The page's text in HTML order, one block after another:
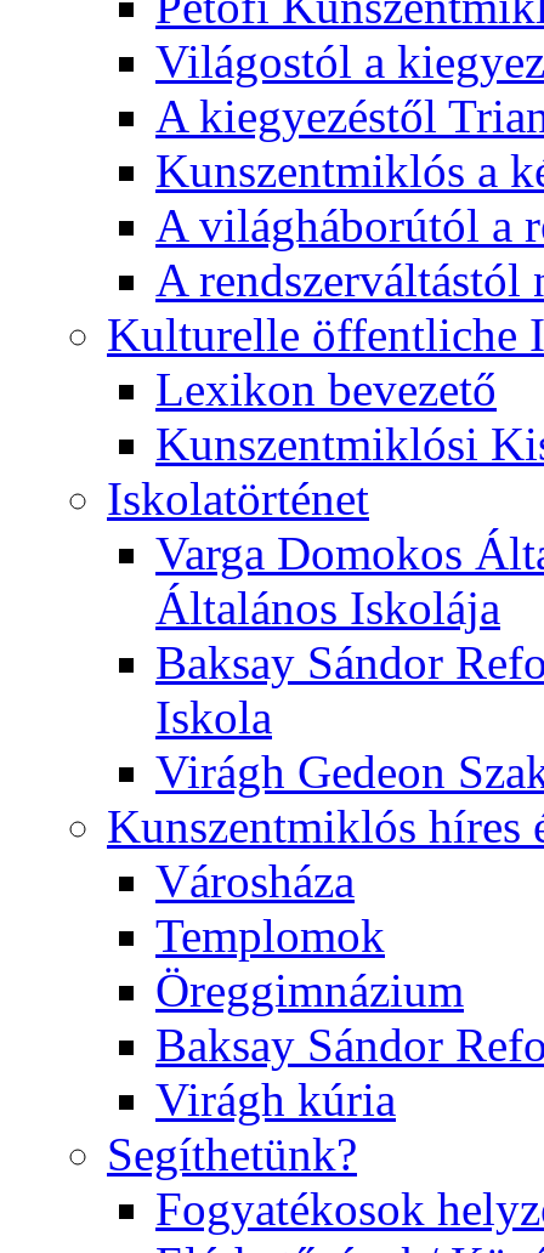
Világostól a
A kiegyezéstől
Kunszentmiklós a
A világháborútól a
A rendszerváltástól
Kulturelle öffentliche
Lexikon bevezető
Kunszentmiklósi
Iskolatörténet
Varga Domokos
Általános Iskolája
Baksay Sándor
Iskola
Virágh Gedeon
Kunszentmiklós híres
Városháza
Templomok
Öreggimnázium
Baksay Sándor
Virágh kúria
Segíthetünk?
Fogyatékosok